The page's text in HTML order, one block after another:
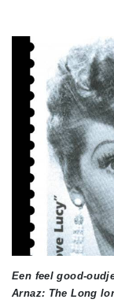
Een feel good-
Arnaz: The Long